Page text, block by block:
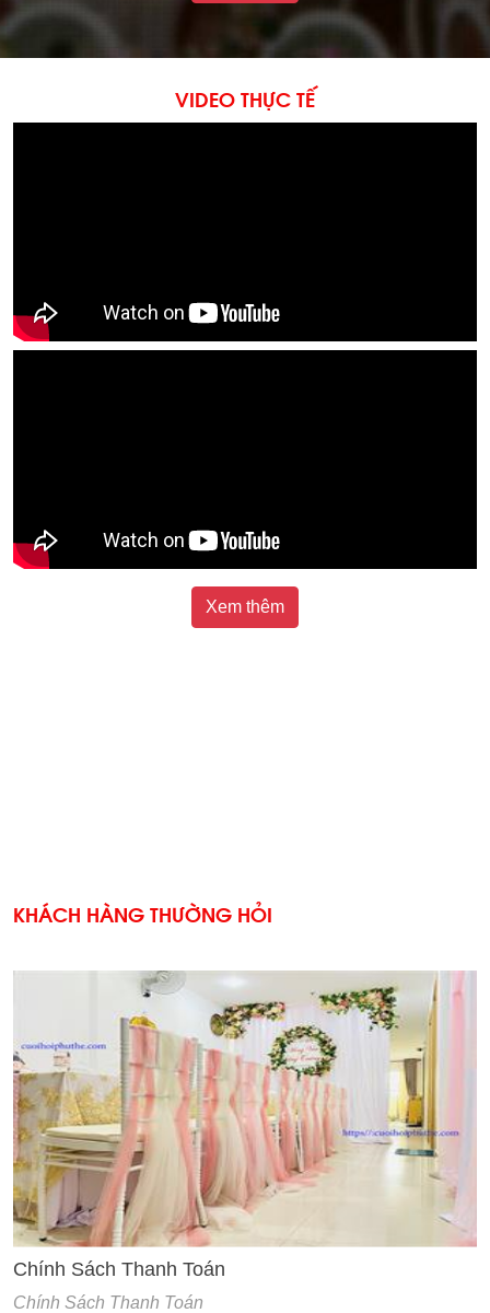
VIDEO THỰC TẾ
Xem thêm
KHÁCH HÀNG THƯỜNG HỎI
'
Chính Sách Thanh Toán
Chính Sách Thanh Toán